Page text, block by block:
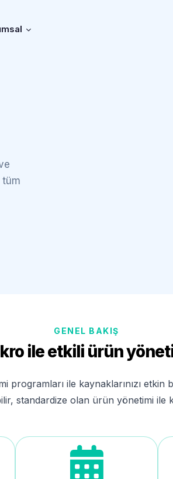
tüm
GENEL BAKIŞ
ile etkili ürün
programları ile kaynaklarınızı
standardize olan ürün yönetimi ile